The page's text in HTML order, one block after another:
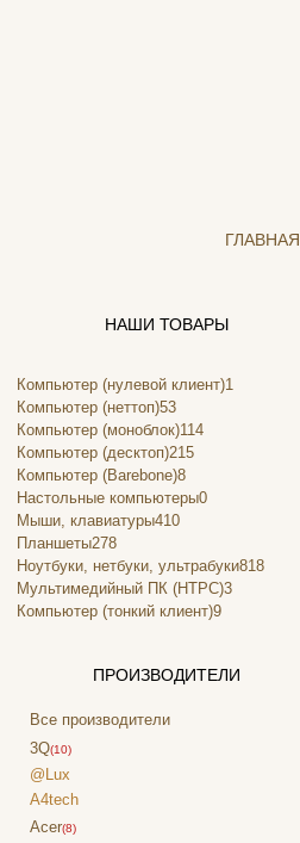
ГЛАВНАЯ
НАШИ ТОВАРЫ
Компьютер (нулевой клиент)1
Компьютер (неттоп)53
Компьютер (моноблок)114
Компьютер (десктоп)215
Компьютер (Barebone)8
Настольные компьютеры0
Мыши, клавиатуры410
Планшеты278
Ноутбуки, нетбуки, ультрабуки818
Мультимедийный ПК (HTPC)3
Компьютер (тонкий клиент)9
ПРОИЗВОДИТЕЛИ
Все производители
3Q(10)
@Lux
A4tech
Acer(8)